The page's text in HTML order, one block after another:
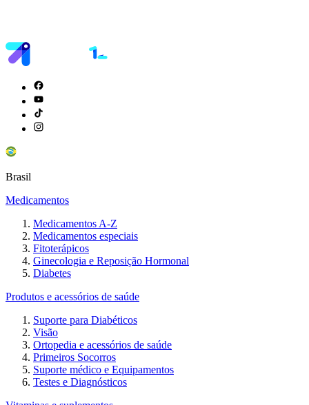
Brasil
Medicamentos
Medicamentos A-Z
Medicamentos especiais
Fitoterápicos
Ginecologia e Reposição Hormonal
Diabetes
Produtos e acessórios de saúde
Suporte para Diabéticos
Visão
Ortopedia e acessórios de saúde
Primeiros Socorros
Suporte médico e Equipamentos
Testes e Diagnósticos